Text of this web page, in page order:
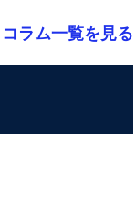
コラム一覧を見る